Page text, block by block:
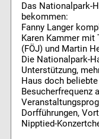
Das Nationalpark-
bekommen:
Fanny Langer
Karen Kammer mit
(FÖJ) und Martin
Die Nationalpark-
Unterstützung,
Haus doch
Besucherfrequenz
Dorfführungen,
Nipptied-